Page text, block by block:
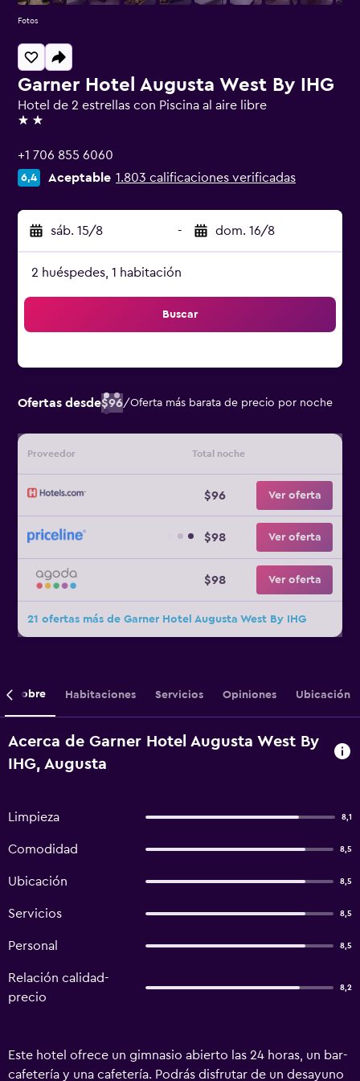
Garner Hotel Augusta West By IHG
Hotel de 2 estrellas con Piscina al aire libre
2 estrellas
+1 706 855 6060
6,4 Aceptable 1.803 calificaciones verificadas
sáb. 15/8 - dom. 16/8
2 huéspedes, 1 habitación
Buscar
Ofertas desde$96/Oferta más barata de precio por noche
Proveedor Total noche
$96 Ver oferta
$98 Ver oferta
$98 Ver oferta
21 ofertas más de Garner Hotel Augusta West By IHG
Fotos
Sobre Habitaciones Servicios Opiniones Ubicación
Acerca de Garner Hotel Augusta West By
IHG, Augusta
Limpieza 8,1
Comodidad 8,5
Ubicación 8,5
Servicios 8,5
Personal 8,5
Relación calidad-
precio
8,2
Este hotel ofrece un gimnasio abierto las 24 horas, un bar-
cafetería y una cafetería. Podrás disfrutar de un desayuno